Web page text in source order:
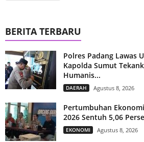
BERITA TERBARU
Polres Padang Lawas
Kapolda Sumut
Humanis...
DAERAH Agustus 8, 2026
Pertumbuhan
2026 Sentuh 5,06
EKONOMI Agustus 8, 2026